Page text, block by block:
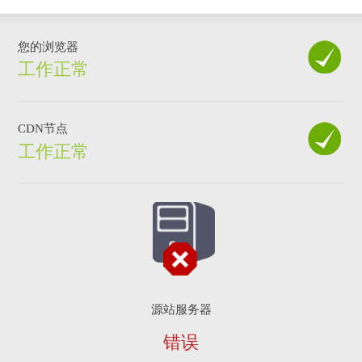
您的浏览器
工作正常
CDN节点
工作正常
源站服务器
错误